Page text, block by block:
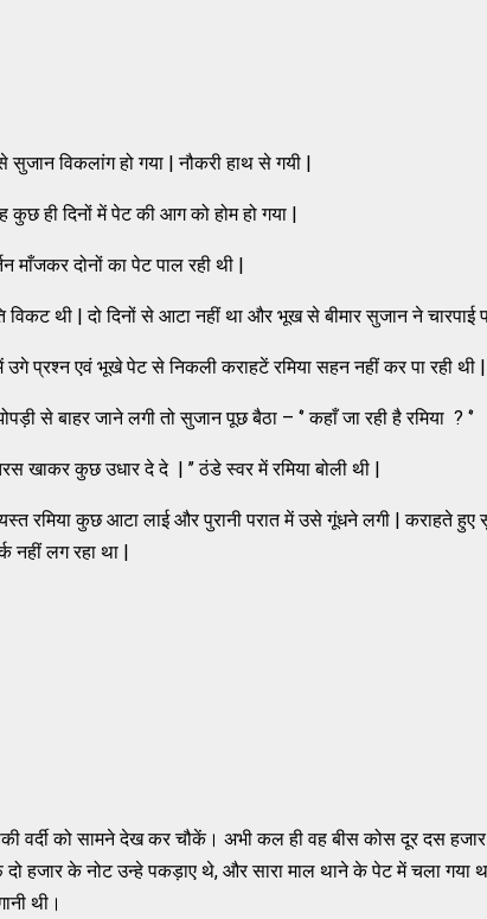
सुजान विकलांग हो गया | नौकरी हाथ से गयी |
ही दिनों में पेट की आग को होम हो गया |
माँजकर दोनों का पेट पाल रही थी |
थी | दो दिनों से आटा नहीं था और भूख से बीमार सुजान ने चारपाई
प्रश्न एवं भूखे पेट से निकली कराहटें रमिया सहन नहीं कर पा रही थी |
से बाहर जाने लगी तो सुजान पूछ बैठा – ‘’ कहाँ जा रही है रमिया ? ‘’
खाकर कुछ उधार दे दे | ’’ ठंडे स्वर में रमिया बोली थी |
रमिया कुछ आटा लाई और पुरानी परात में उसे गूंधने लगी | कराहते
नहीं लग रहा था |
वर्दी को सामने देख कर चौकें। अभी कल ही वह बीस कोस दूर दस
हजार के नोट उन्हे पकड़ाए थे, और सारा माल थाने के पेट में चला गया
थी।